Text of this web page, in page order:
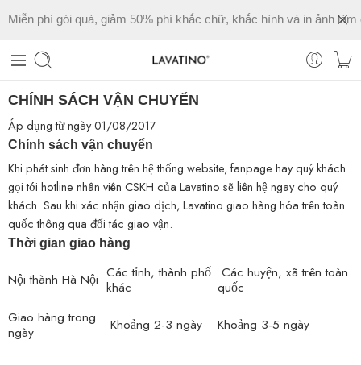
Miễn phí gói quà, giảm 50% phí khắc chữ, khắc hình và in ảnh làm
CHÍNH SÁCH VẬN CHUYỂN
Áp dụng từ ngày 01/08/2017
Chính sách vận chuyển
Khi phát sinh đơn hàng trên hệ thống website, fanpage hay quý khách
gọi tới hotline nhân viên CSKH của Lavatino sẽ liên hệ ngay cho quý
khách. Sau khi xác nhận giao dịch, Lavatino giao hàng hóa trên toàn
quốc thông qua đối tác giao vận.
Thời gian giao hàng
Nội thành Hà Nội Các tỉnh, thành phố
khác
Các huyện, xã trên toàn
quốc
Giao hàng trong
ngày
Khoảng 2-3 ngày Khoảng 3-5 ngày